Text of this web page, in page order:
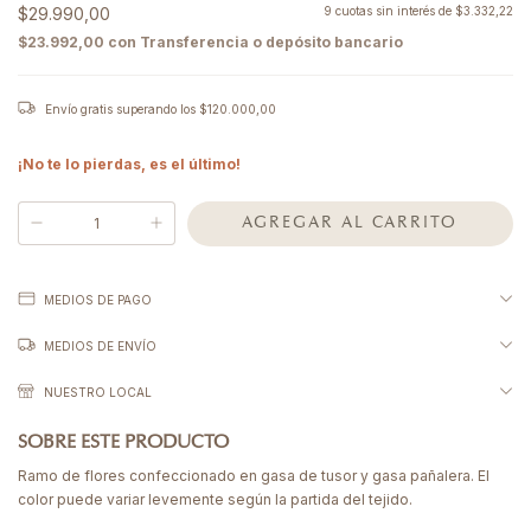
$29.990,00 9 cuotas sin interés de $3.332,22
$23.992,00 con Transferencia o depósito bancario
Envío gratis superando los $120.000,00
¡No te lo pierdas, es el último!
MEDIOS DE PAGO
MEDIOS DE ENVÍO
NUESTRO LOCAL
SOBRE ESTE PRODUCTO
Ramo de flores confeccionado en gasa de tusor y gasa pañalera. El
color puede variar levemente según la partida del tejido.